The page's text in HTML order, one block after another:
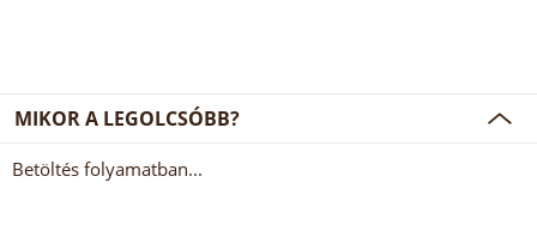
MIKOR A LEGOLCSÓBB?
Betöltés folyamatban...